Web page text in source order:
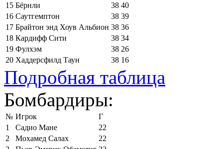
15 Бёрнли 38 40
16 Саутгемптон 38 39
17 Брайтон энд Хоув Альбион 38 36
18 Кардифф Сити 38 34
19 Фулхэм 38 26
20 Хаддерсфилд Таун 38 16
Подробная таблица
Бомбардиры:
№ Игрок
Г
1
Садио Мане
22
2
Мохамед Салах
22